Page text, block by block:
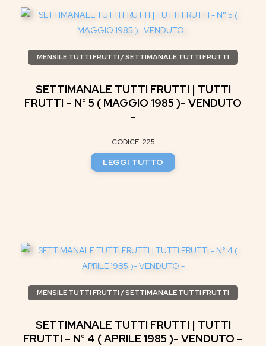
MENSILE TUTTI FRUTTI / SETTIMANALE TUTTI FRUTTI
SETTIMANALE TUTTI FRUTTI | TUTTI
FRUTTI – N° 5 ( MAGGIO 1985 )- VENDUTO
–
CODICE: 225
LEGGI TUTTO
MENSILE TUTTI FRUTTI / SETTIMANALE TUTTI FRUTTI
SETTIMANALE TUTTI FRUTTI | TUTTI
FRUTTI – N° 4 ( APRILE 1985 )- VENDUTO –